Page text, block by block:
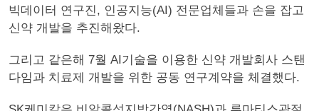
빅데이터 연구진, 인공지능(AI) 전문업체들과 손을 잡고
신약 개발을 추진해왔다.
그리고 같은해 7월 AI기술을 이용한 신약 개발회사 스탠
다임과 치료제 개발을 위한 공동 연구계약을 체결했다.